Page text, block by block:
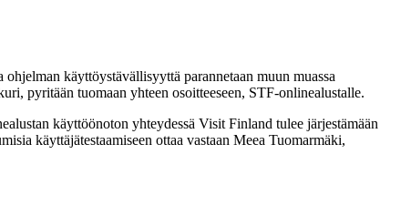
käyttöystävällisyyttä parannetaan muun muassa
pyritään tuomaan yhteen osoitteeseen, STF-onlinealustalle.
käyttöönoton yhteydessä Visit Finland tulee järjestämään
käyttäjätestaamiseen ottaa vastaan Meea Tuomarmäki,